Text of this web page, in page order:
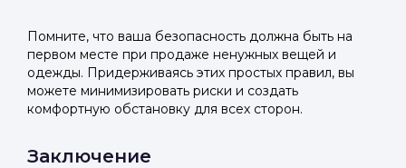
Помните, что ваша безопасность должна быть на
первом месте при продаже ненужных вещей и
одежды. Придерживаясь этих простых правил, вы
можете минимизировать риски и создать
комфортную обстановку для всех сторон.
Заключение